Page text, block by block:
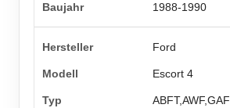
1988-1990
Ford
Escort 4
ABFT,AWF,GAF